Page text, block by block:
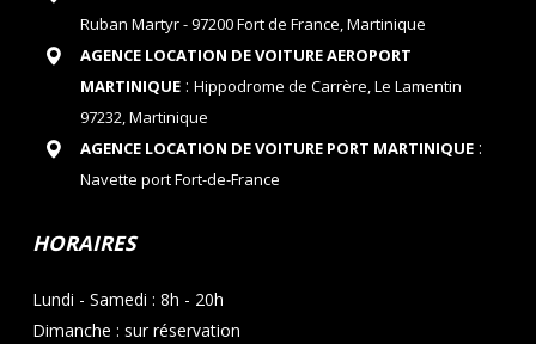
Ruban Martyr - 97200 Fort de France, Martinique
AGENCE LOCATION DE VOITURE AEROPORT
MARTINIQUE: Hippodrome de Carrère, Le Lamentin
97232, Martinique
AGENCE LOCATION DE VOITURE PORT MARTINIQUE:
Navette port Fort-de-France
HORAIRES
Lundi - Samedi : 8h - 20h
Dimanche : sur réservation